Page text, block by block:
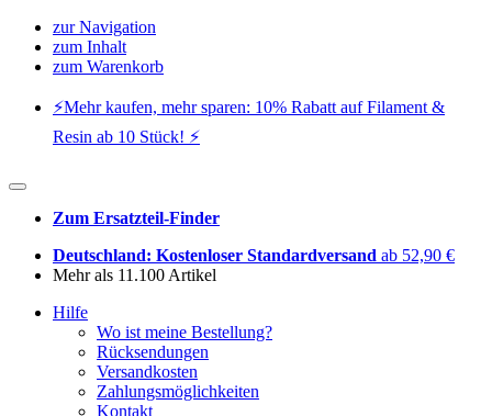
zur Navigation
zum Inhalt
zum Warenkorb
⚡️Mehr kaufen, mehr sparen: 10% Rabatt auf Filament &
Resin ab 10 Stück! ⚡️
Zum Ersatzteil-Finder
Deutschland: Kostenloser Standardversand ab 52,90 €
Mehr als 11.100 Artikel
Hilfe
Wo ist meine Bestellung?
Rücksendungen
Versandkosten
Zahlungsmöglichkeiten
Kontakt